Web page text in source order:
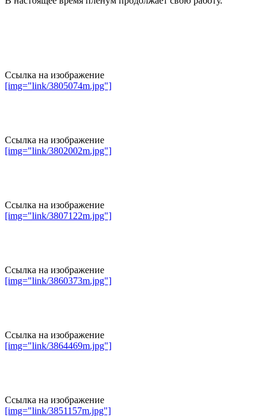
Ссылка на изображение
[img="link/3805074m.jpg"]
Ссылка на изображение
[img="link/3802002m.jpg"]
Ссылка на изображение
[img="link/3807122m.jpg"]
Ссылка на изображение
[img="link/3860373m.jpg"]
Ссылка на изображение
[img="link/3864469m.jpg"]
Ссылка на изображение
[img="link/3851157m.jpg"]